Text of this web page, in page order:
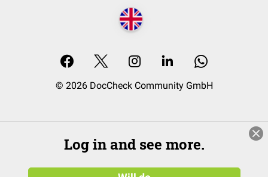
© 2026 DocCheck Community GmbH
Log in and see more.